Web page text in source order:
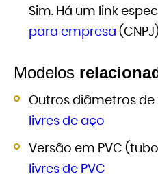
Sim. Há um link
para empresa
Modelos
Outros diâmetros de
livres de aço
Versão em PVC
livres de PVC